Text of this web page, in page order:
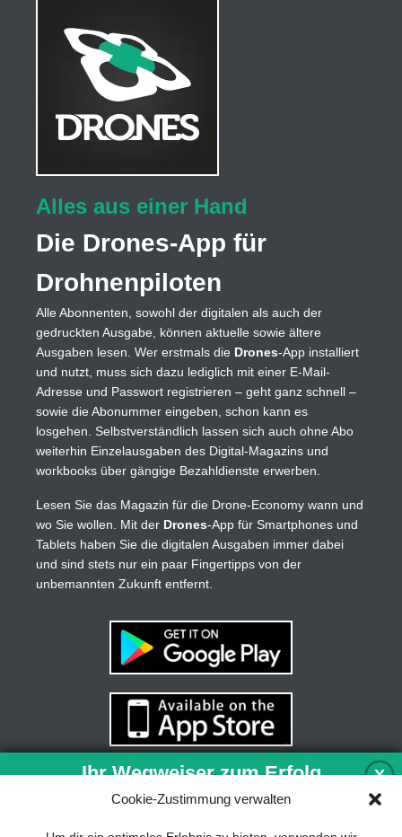
Cookie-Zustimmung verwalten
Alles aus einer Hand
Die Drones-App für
Drohnenpiloten
Alle Abonnenten, sowohl der digitalen als auch der
gedruckten Ausgabe, können aktuelle sowie ältere
Ausgaben lesen. Wer erstmals die Drones-App installiert
und nutzt, muss sich dazu lediglich mit einer E-Mail-
Adresse und Passwort registrieren – geht ganz schnell –
sowie die Abonummer eingeben, schon kann es
losgehen. Selbstverständlich lassen sich auch ohne Abo
weiterhin Einzelausgaben des Digital-Magazins und
workbooks über gängige Bezahldienste erwerben.
Lesen Sie das Magazin für die Drone-Economy wann und
wo Sie wollen. Mit der Drones-App für Smartphones und
Tablets haben Sie die digitalen Ausgaben immer dabei
und sind stets nur ein paar Fingertipps von der
unbemannten Zukunft entfernt.
X
Ihr Wegweiser zum Erfolg